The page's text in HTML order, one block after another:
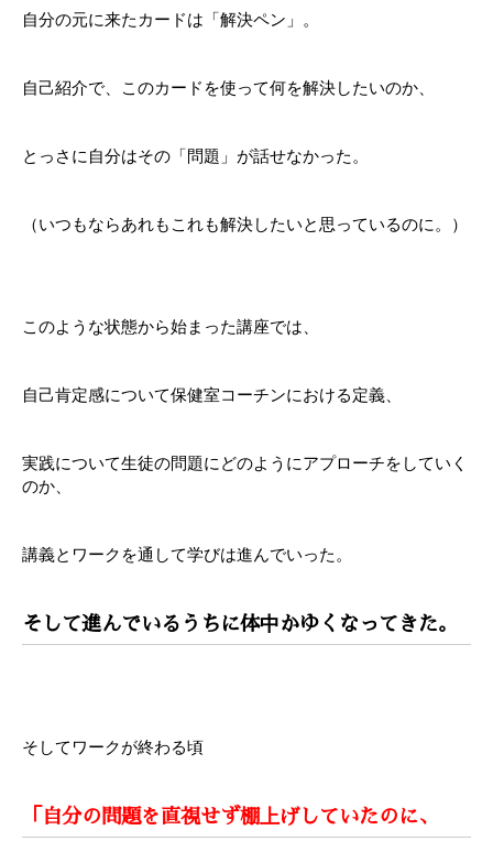
自分の元に来たカードは「解決ペン」。
自己紹介で、このカードを使って何を解決したいのか、
とっさに自分はその「問題」が話せなかった。
（いつもならあれもこれも解決したいと思っているのに。）
このような状態から始まった講座では、
自己肯定感について保健室コーチンにおける定義、
実践について生徒の問題にどのようにアプローチをしていく
のか、
講義とワークを通して学びは進んでいった。
そして進んでいるうちに体中かゆくなってきた。
そしてワークが終わる頃
「自分の問題を直視せず棚上げしていたのに、